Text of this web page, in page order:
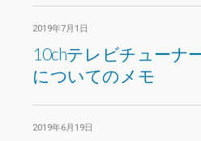
2019年7月1日
10chテレビチューナ
についてのメモ
2019年6月19日